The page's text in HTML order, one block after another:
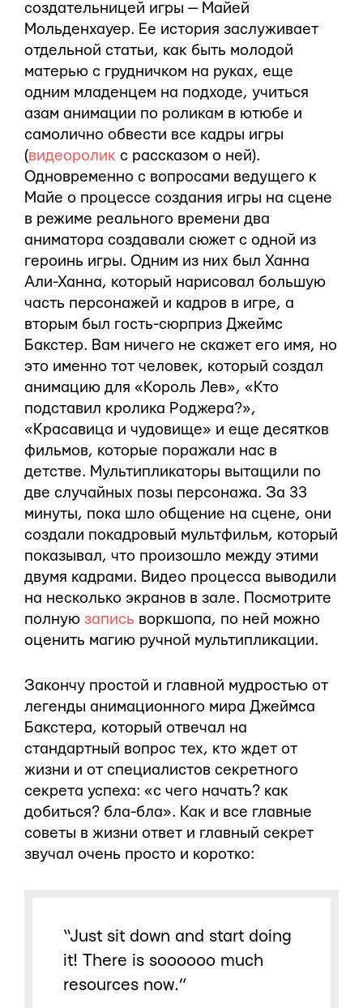
создательницей игры — Майей
Мольденхауер. Ее история заслуживает
отдельной статьи, как быть молодой
матерью с грудничком на руках, еще
одним младенцем на подходе, учиться
азам анимации по роликам в ютюбе и
самолично обвести все кадры игры
(видеоролик с рассказом о ней).
Одновременно с вопросами ведущего к
Майе о процессе создания игры на сцене
в режиме реального времени два
аниматора создавали сюжет с одной из
героинь игры. Одним из них был Ханна
Али-Ханна, который нарисовал большую
часть персонажей и кадров в игре, а
вторым был гость-сюрприз Джеймс
Бакстер. Вам ничего не скажет его имя, но
это именно тот человек, который создал
анимацию для «Король Лев», «Кто
подставил кролика Роджера?»,
«Красавица и чудовище» и еще десятков
фильмов, которые поражали нас в
детстве. Мультипликаторы вытащили по
две случайных позы персонажа. За 33
минуты, пока шло общение на сцене, они
создали покадровый мультфильм, который
показывал, что произошло между этими
двумя кадрами. Видео процесса выводили
на несколько экранов в зале. Посмотрите
полную запись воркшопа, по ней можно
оценить магию ручной мультипликации.
Закончу простой и главной мудростью от
легенды анимационного мира Джеймса
Бакстера, который отвечал на
стандартный вопрос тех, кто ждет от
жизни и от специалистов секретного
секрета успеха: «с чего начать? как
добиться? бла-бла». Как и все главные
советы в жизни ответ и главный секрет
звучал очень просто и коротко:
“Just sit down and start doing
it! There is soooooo much
resources now.”